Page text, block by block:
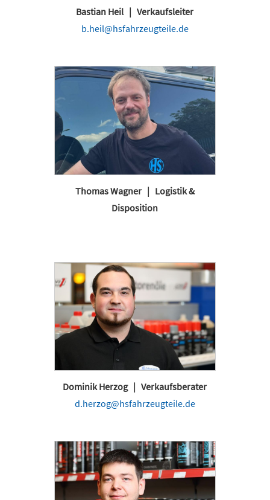
Bastian Heil | Verkaufsleiter
b.heil@hsfahrzeugteile.de
Thomas Wagner | Logistik &
Disposition
Dominik Herzog | Verkaufsberater
d.herzog@hsfahrzeugteile.de